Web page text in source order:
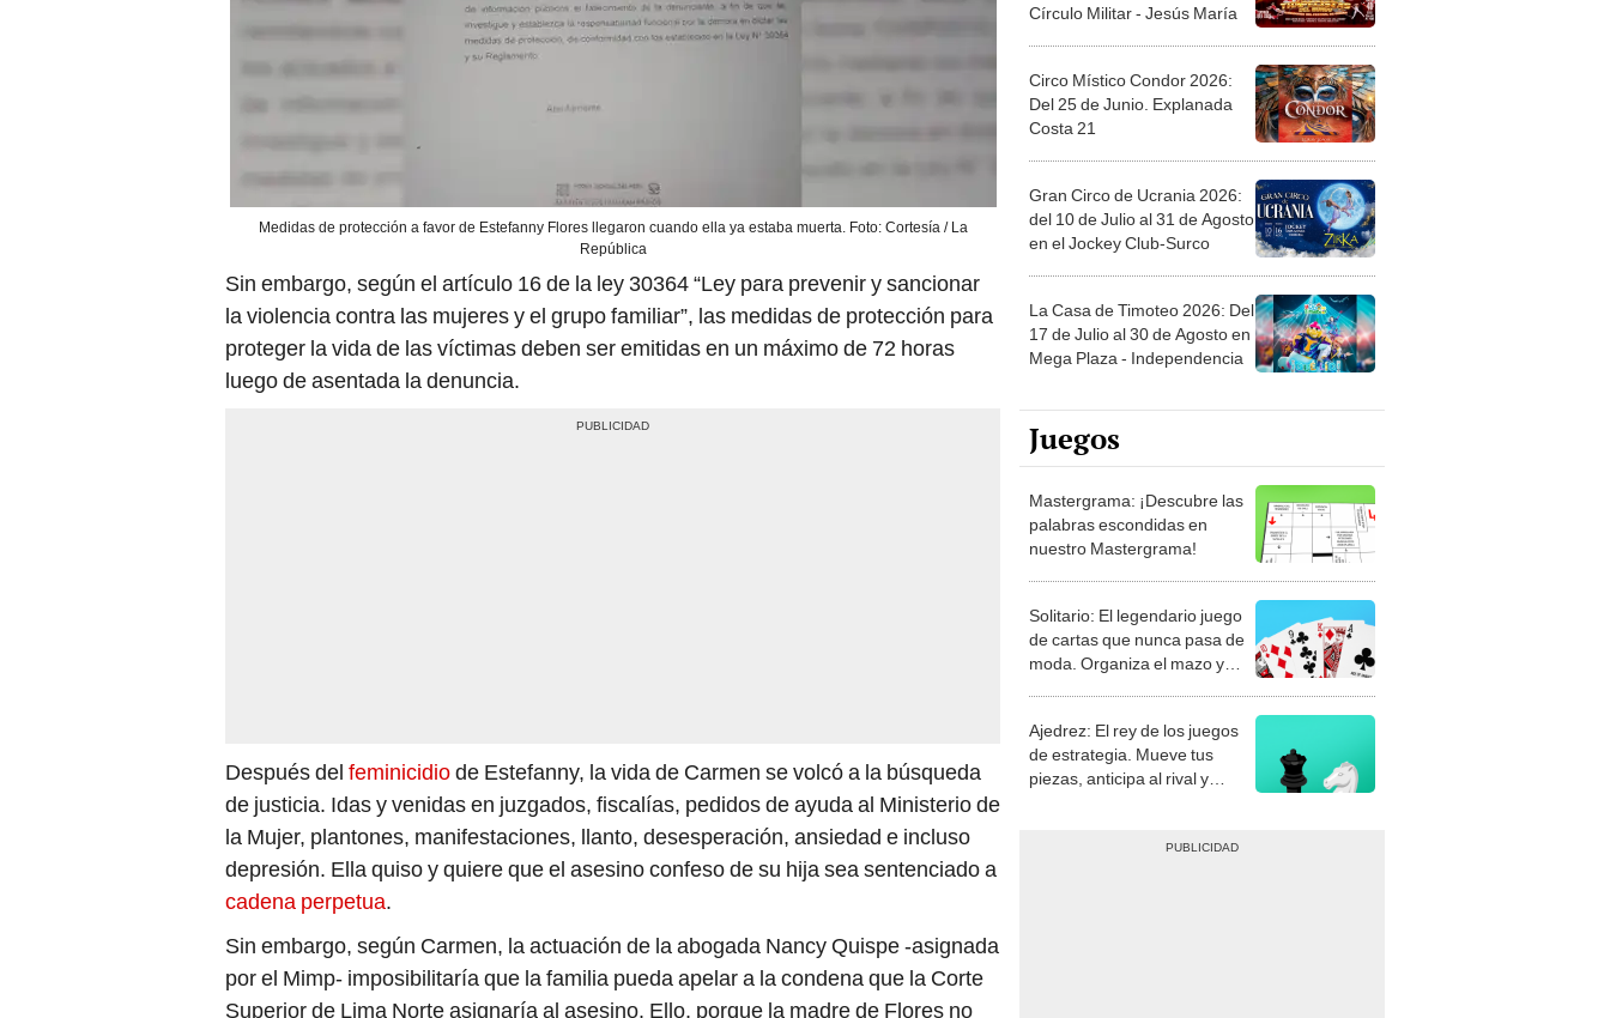
Medidas de protección a favor de Estefanny Flores llegaron cuando ella ya estaba muerta. Foto: Cortesía / La
República
Sin embargo, según el artículo 16 de la ley 30364 “Ley para prevenir y sancionar
la violencia contra las mujeres y el grupo familiar”, las medidas de protección para
proteger la vida de las víctimas deben ser emitidas en un máximo de 72 horas
luego de asentada la denuncia.
Después del feminicidiode Estefanny, la vida de Carmen se volcó a la búsqueda
de justicia. Idas y venidas en juzgados, fiscalías, pedidos de ayuda al Ministerio de
la Mujer, plantones, manifestaciones, llanto, desesperación, ansiedad e incluso
depresión. Ella quiso y quiere que el asesino confeso de su hija sea sentenciado a
cadena perpetua.
Sin embargo, según Carmen, la actuación de la abogada Nancy Quispe -asignada
por el Mimp- imposibilitaría que la familia pueda apelar a la condena que la Corte
Superior de Lima Norte asignaría al asesino. Ello, porque la madre de Flores no
Círculo Militar - Jesús María
Circo Místico Condor 2026:
Del 25 de Junio. Explanada
Costa 21
Gran Circo de Ucrania 2026:
del 10 de Julio al 31 de Agosto
en el Jockey Club-Surco
La Casa de Timoteo 2026: Del
17 de Julio al 30 de Agosto en
Mega Plaza - Independencia
Juegos
Mastergrama: ¡Descubre las
palabras escondidas en
nuestro Mastergrama!
Solitario: El legendario juego
de cartas que nunca pasa de
moda. Organiza el mazo y
Ajedrez: El rey de los juegos
de estrategia. Mueve tus
piezas, anticipa al rival y